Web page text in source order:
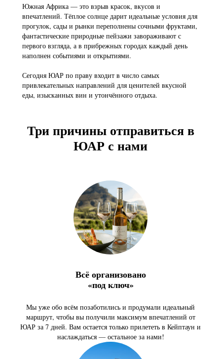
Южная Африка — это взрыв красок, вкусов и
впечатлений. Тёплое солнце дарит идеальные условия для
прогулок, сады и рынки переполнены сочными фруктами,
фантастические природные пейзажи завораживают с
первого взгляда, а в прибрежных городах каждый день
наполнен событиями и открытиями.
Сегодня ЮАР по праву входит в число самых
привлекательных направлений для ценителей вкусной
еды, изысканных вин и утончённого отдыха.
Три причины отправиться в
ЮАР с нами
Всё организовано
«под ключ»
Мы уже обо всём позаботились и продумали идеальный
маршрут, чтобы вы получили максимум впечатлений от
ЮАР за 7 дней. Вам остается только прилететь в Кейптаун и
наслаждаться — остальное за нами!